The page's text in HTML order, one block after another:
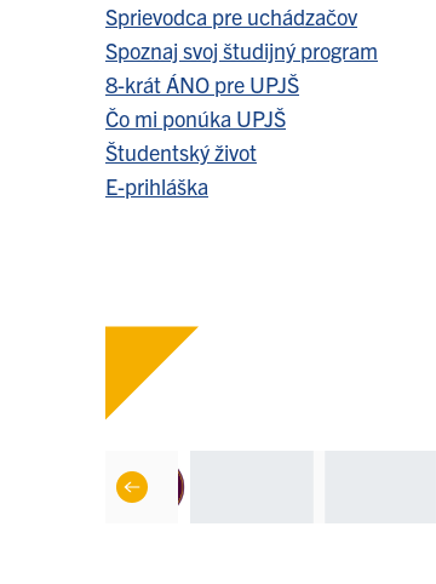
Sprievodca pre uchádzačov
Spoznaj svoj študijný program
8-krát ÁNO pre UPJŠ
Čo mi ponúka UPJŠ
Študentský život
E-prihláška